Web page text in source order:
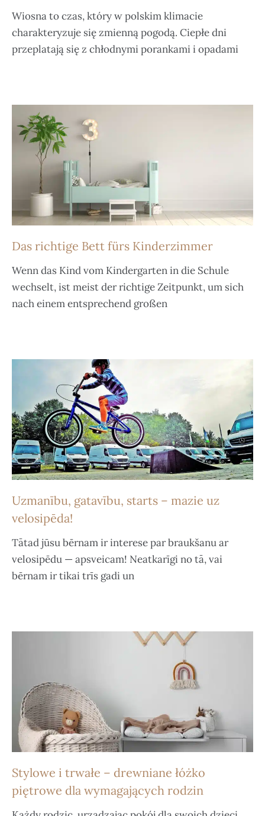
Wiosna to czas, który w polskim klimacie
charakteryzuje się zmienną pogodą. Ciepłe dni
przeplatają się z chłodnymi porankami i opadami
Das richtige Bett fürs Kinderzimmer
Wenn das Kind vom Kindergarten in die Schule
wechselt, ist meist der richtige Zeitpunkt, um sich
nach einem entsprechend großen
Uzmanību, gatavību, starts – mazie uz
velosipēda!
Tātad jūsu bērnam ir interese par braukšanu ar
velosipēdu — apsveicam! Neatkarīgi no tā, vai
bērnam ir tikai trīs gadi un
Stylowe i trwałe – drewniane łóżko
piętrowe dla wymagających rodzin